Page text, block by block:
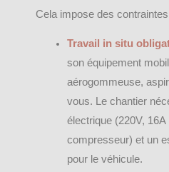
Cela impose des
Travail in situ
son équipement
aérogommeuse,
vous. Le chantier
électrique (220V,
compresseur) et un
pour le véhicule.